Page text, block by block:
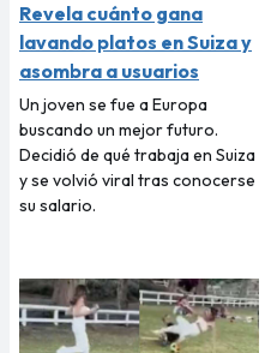
Revela cuánto gana
lavando platos en Suiza y
asombra a usuarios
Un joven se fue a Europa
buscando un mejor futuro.
Decidió de qué trabaja en Suiza
y se volvió viral tras conocerse
su salario.